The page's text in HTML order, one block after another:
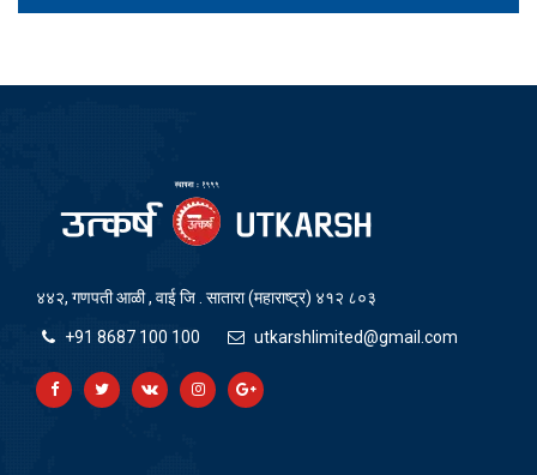
४४२, गणपती आळी , वाई जि . सातारा (महाराष्ट्र) ४१२ ८०३
+91 8687 100 100 utkarshlimited@gmail.com